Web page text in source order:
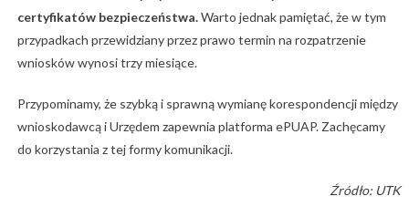
certyfikatów bezpieczeństwa.Warto jednak pamiętać, że w tym
przypadkach przewidziany przez prawo termin na rozpatrzenie
wniosków wynosi trzy miesiące.
Przypominamy, że szybką i sprawną wymianę korespondencji między
wnioskodawcą i Urzędem zapewnia platforma ePUAP. Zachęcamy
do korzystania z tej formy komunikacji.
Źródło: UTK